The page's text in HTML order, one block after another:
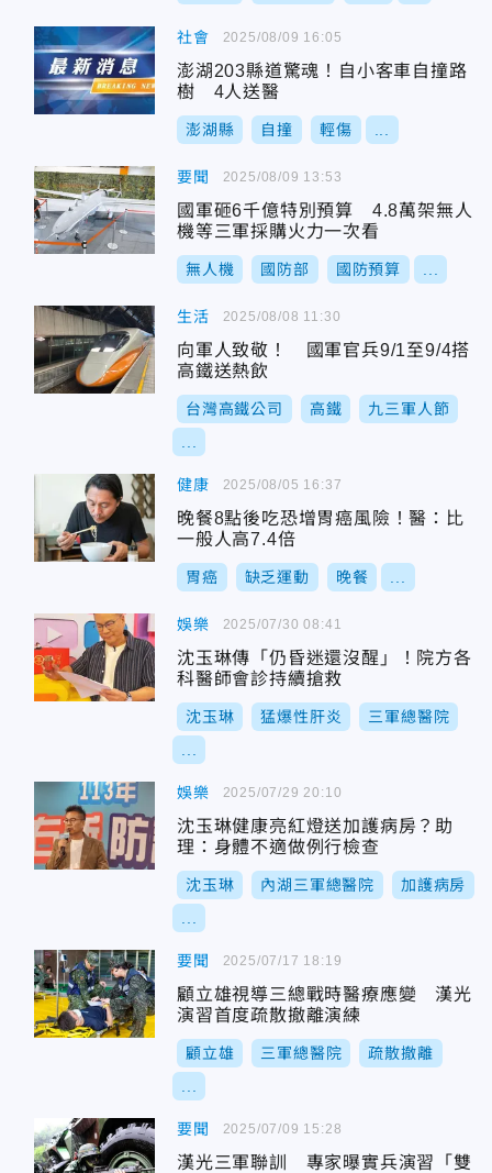
社會
澎湖203縣道驚魂！自小客車自撞路
樹 4人送醫
澎湖縣 自撞 輕傷
2025/08/09 16:05
要聞
國軍砸6千億特別預算 4.8萬架無人
機等三軍採購火力一次看
無人機 國防部 國防預算
2025/08/09 13:53
生活
向軍人致敬！ 國軍官兵9/1至9/4搭
高鐵送熱飲
台灣高鐵公司 高鐵 九三軍人節
2025/08/08 11:30
健康
晚餐8點後吃恐增胃癌風險！醫：比
一般人高7.4倍
胃癌 缺乏運動 晚餐
2025/08/05 16:37
娛樂
沈玉琳傳「仍昏迷還沒醒」！院方各
科醫師會診持續搶救
沈玉琳 猛爆性肝炎 三軍總醫院
2025/07/30 08:41
娛樂
沈玉琳健康亮紅燈送加護病房？助
理：身體不適做例行檢查
沈玉琳 內湖三軍總醫院 加護病房
2025/07/29 20:10
要聞
顧立雄視導三總戰時醫療應變 漢光
演習首度疏散撤離演練
顧立雄 三軍總醫院 疏散撤離
2025/07/17 18:19
要聞
漢光三軍聯訓 專家曝實兵演習「雙
2025/07/09 15:28